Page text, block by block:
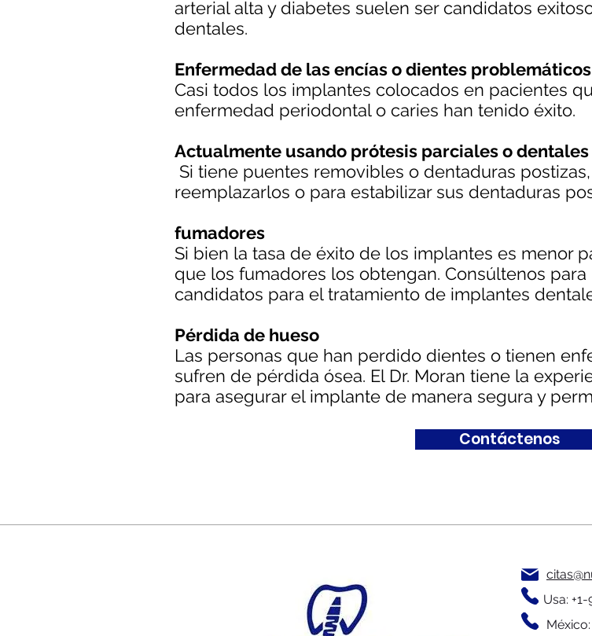
arterial alta y diabetes suelen ser candidatos
dentales.
Enfermedad de las encías o dientes problemáticos
Casi todos los implantes colocados en pacientes
enfermedad periodontal o caries han tenido éxito.
Actualmente usando prótesis parciales o dentales
Si tiene puentes removibles o dentaduras
reemplazarlos o para estabilizar sus dentaduras
fumadores
Si bien la tasa de éxito de los implantes es menor
que los fumadores los obtengan. Consúltenos
candidatos para el tratamiento de implantes
Pérdida de hueso
Las personas que han perdido dientes o tienen
sufren de pérdida ósea. El Dr. Moran tiene la
para asegurar el implante de manera segura y
Contáctenos
Usa: +1-
México: